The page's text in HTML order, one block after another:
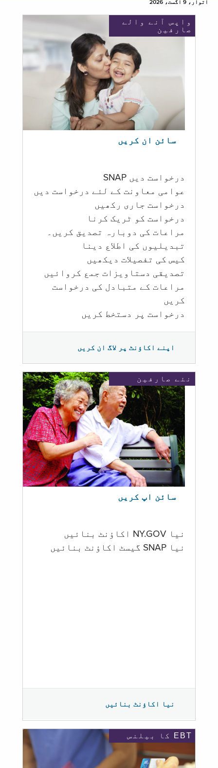
اتوار، 9 اگست، 2026
واپس آنے والے
صارفین
سائن ان کریں
درخواست دیں SNAP
عوامی معاونت کے لئے درخواست دیں
درخواست جاری رکھیں
درخواست کو ٹریک کرنا
مراعات کی دوبارہ تصدیق کریں۔
تبدیلیوں کی اطلاع دینا
کیس کی تفصیلات دیکھیں
تصدیقی دستاویزات جمع کروائیں
مراعات کے متبادل کی درخواست
کریں
درخواست پر دستخط کریں
اپنے اکاؤنٹ پر لاگ ان کریں
نئے صارفین
سائن اپ کریں
نیا NY.GOV اکاؤنٹ بنائیں
نیا SNAP گیسٹ اکاؤنٹ بنائیں
نیا اکاؤنٹ بنائیں
EBT کا بیلنس